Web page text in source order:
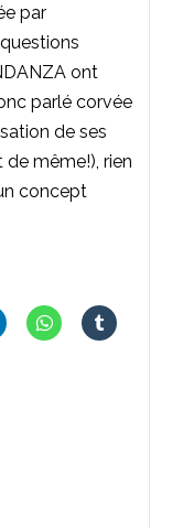
par
ont
parlé corvée
de ses
même!), rien
concept